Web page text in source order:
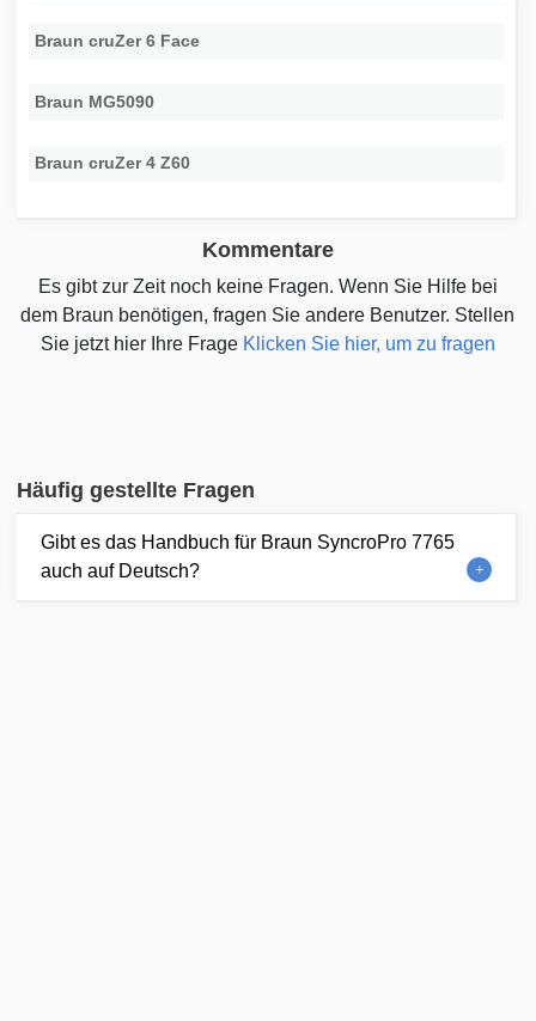
Braun cruZer 6 Face
Braun MG5090
Braun cruZer 4 Z60
Kommentare
Es gibt zur Zeit noch keine Fragen. Wenn Sie Hilfe bei
dem Braun benötigen, fragen Sie andere Benutzer. Stellen
Sie jetzt hier Ihre Frage Klicken Sie hier, um zu fragen
Häufig gestellte Fragen
Gibt es das Handbuch für Braun SyncroPro 7765
auch auf Deutsch?